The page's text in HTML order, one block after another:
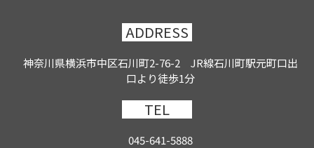
ADDRESS
神奈川県横浜市中区石川町2-76-2 JR線石川町駅元町口出
口より徒歩1分
TEL
045-641-5888